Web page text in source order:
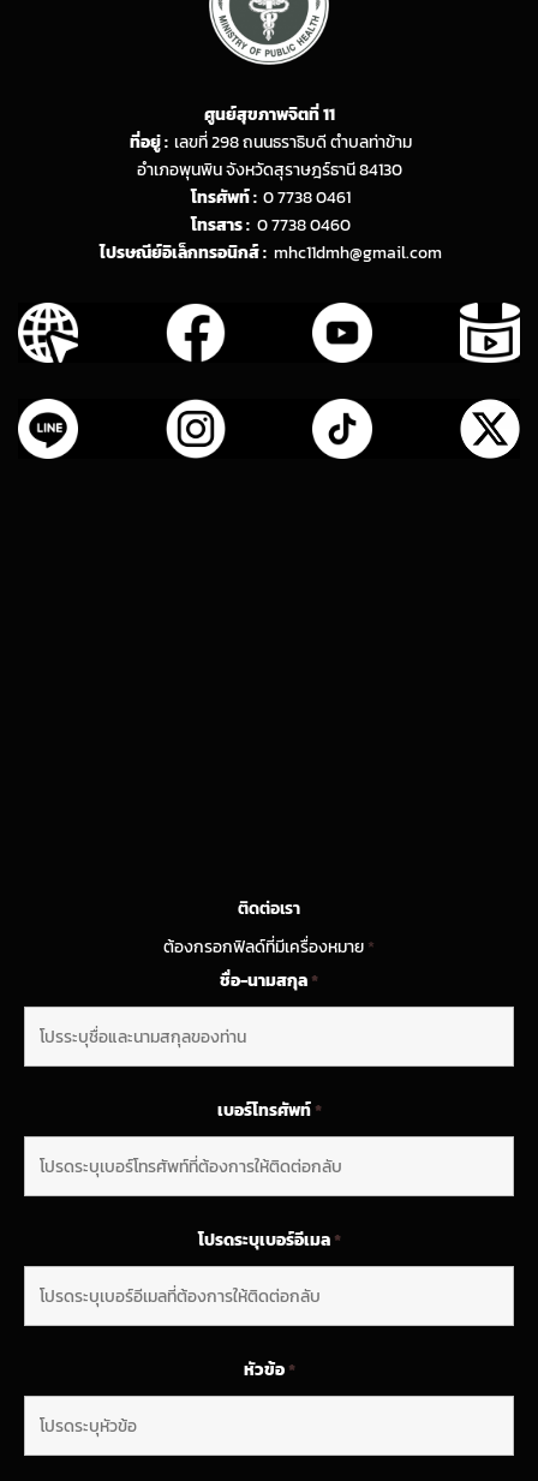
ศูนย์สุขภาพจิตที่ 11
ที่อยู่ : เลขที่ 298 ถนนธราธิบดี ตำบลท่าข้าม
อำเภอพุนพิน จังหวัดสุราษฎร์ธานี 84130
โทรศัพท์ : 0 7738 0461
โทรสาร : 0 7738 0460
ไปรษณีย์อิเล็กทรอนิกส์ : mhc11dmh@gmail.com
ติดต่อเรา
ต้องกรอกฟิลด์ที่มีเครื่องหมาย*
ชื่อ-นามสกุล*
เบอร์โทรศัพท์*
โปรดระบุเบอร์อีเมล*
หัวข้อ*